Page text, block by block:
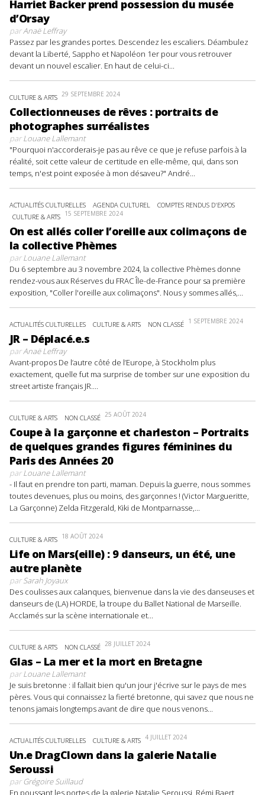
Harriet Backer prend possession du musée
d’Orsay
parAnaë Leffray
Passez par les grandes portes. Descendez les escaliers. Déambulez
devant la Liberté, Sappho et Napoléon 1er pour vous retrouver
devant un nouvel escalier. En haut de celui-ci...
CULTURE & ARTS 29 SEPTEMBRE 2024
Collectionneuses de rêves : portraits de
photographes surréalistes
parLouane Lallemant
"Pourquoi n'accorderais-je pas au rêve ce que je refuse parfois à la
réalité, soit cette valeur de certitude en elle-même, qui, dans son
temps, n'est point exposée à mon désaveu?" André...
ACTUALITÉS CULTURELLES AGENDA CULTUREL
COMPTES RENDUS D'EXPOS
CULTURE & ARTS 15 SEPTEMBRE 2024
On est allés coller l’oreille aux colimaçons de
la collective Phèmes
parLouane Lallemant
Du 6 septembre au 3 novembre 2024, la collective Phèmes donne
rendez-vous aux Réserves du FRAC Île-de-France pour sa première
exposition, "Coller l'oreille aux colimaçons". Nous y sommes allés,...
ACTUALITÉS CULTURELLES CULTURE & ARTS NON CLASSÉ 1 SEPTEMBRE 2024
JR – Déplacé.e.s
parAnaë Leffray
Avant-propos De l’autre côté de l’Europe, à Stockholm plus
exactement, quelle fut ma surprise de tomber sur une exposition du
street artiste français JR....
CULTURE & ARTS NON CLASSÉ 25 AOÛT 2024
Coupe à la garçonne et charleston – Portraits
de quelques grandes figures féminines du
Paris des Années 20
parLouane Lallemant
- Il faut en prendre ton parti, maman. Depuis la guerre, nous sommes
toutes devenues, plus ou moins, des garçonnes ! (Victor Margueritte,
La Garçonne) Zelda Fitzgerald, Kiki de Montparnasse,...
CULTURE & ARTS 18 AOÛT 2024
Life on Mars(eille) : 9 danseurs, un été, une
autre planète
parSarah Joyaux
Des coulisses aux calanques, bienvenue dans la vie des danseuses et
danseurs de (LA) HORDE, la troupe du Ballet National de Marseille.
Acclamés sur la scène internationale et...
CULTURE & ARTS NON CLASSÉ 28 JUILLET 2024
Glas – La mer et la mort en Bretagne
parLouane Lallemant
Je suis bretonne : il fallait bien qu'un jour j'écrive sur le pays de mes
pères. Vous qui connaissez la fierté bretonne, qui savez que nous ne
tenons jamais longtemps avant de dire que nous venons...
ACTUALITÉS CULTURELLES CULTURE & ARTS 4 JUILLET 2024
Un.e DragClown dans la galerie Natalie
Seroussi
parGrégoire Suillaud